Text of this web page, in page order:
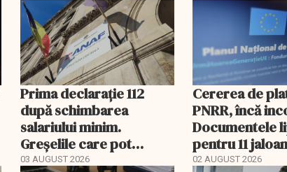
Prima declarație 112
după schimbarea
salariului minim.
Greșelile care pot
apărea în august
03 AUGUST 2026
Cererea de
PNRR, încă
Documentele
pentru 11
02 AUGUST 2026